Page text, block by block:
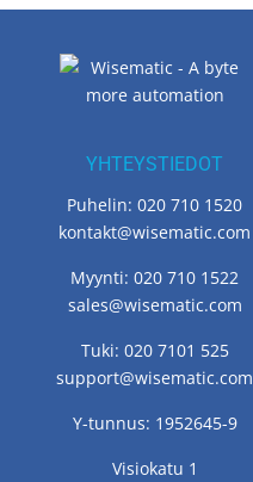
YHTEYSTIEDOT
Puhelin: 020 710 1520
kontakt@wisematic.com
Myynti: 020 710 1522
sales@wisematic.com
Tuki: 020 7101 525
support@wisematic.com
Y-tunnus: 1952645-9
Visiokatu 1